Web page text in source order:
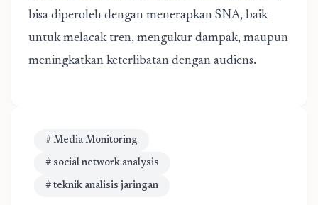
bisa diperoleh dengan menerapkan SNA, baik
untuk melacak tren, mengukur dampak, maupun
meningkatkan keterlibatan dengan audiens.
# Media Monitoring
# social network analysis
# teknik analisis jaringan